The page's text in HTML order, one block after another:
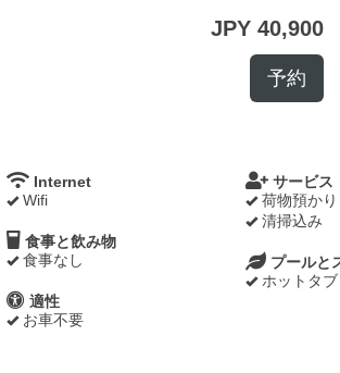
JPY 40,900
Internet
Wifi
サービス
荷物預かり
清掃込み
食事と飲み物
食事なし
プールと
ホットタブ
適性
お車不要